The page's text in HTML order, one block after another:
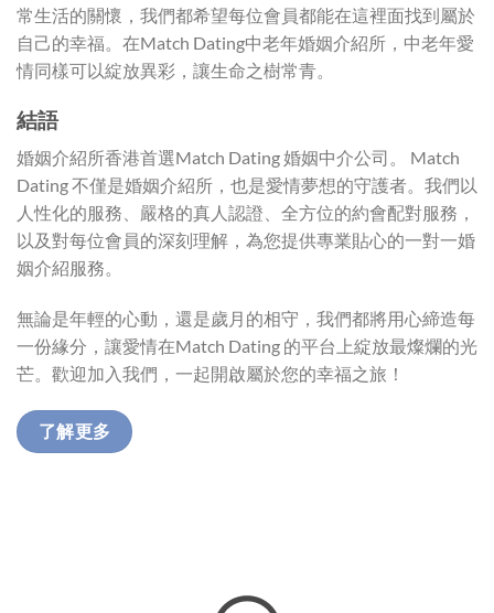
常生活的關懷，我們都希望每位會員都能在這裡面找到屬於
自己的幸福。在Match Dating中老年婚姻介紹所，中老年愛
情同樣可以綻放異彩，讓生命之樹常青。
結語
婚姻介紹所香港首選Match Dating 婚姻中介公司。 Match
Dating 不僅是婚姻介紹所，也是愛情夢想的守護者。我們以
人性化的服務、嚴格的真人認證、全方位的約會配對服務，
以及對每位會員的深刻理解，為您提供專業貼心的一對一婚
姻介紹服務。
無論是年輕的心動，還是歲月的相守，我們都將用心締造每
一份緣分，讓愛情在Match Dating 的平台上綻放最燦爛的光
芒。歡迎加入我們，一起開啟屬於您的幸福之旅！
了解更多